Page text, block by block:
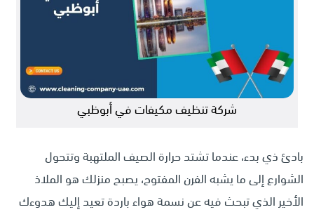
شركة تنظيف مكيفات في أبوظبي
بادئ ذي بدء، عندما تشتد حرارة الصيف الملتهبة وتتحول
الشوارع إلى ما يشبه الفرن المفتوح، يصبح منزلك هو الملاذ
الأخير الذي تبحث فيه عن نسمة هواء باردة تعيد إليك هدوءك